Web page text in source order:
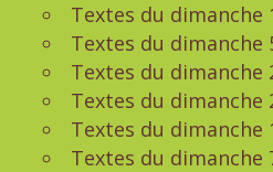
Textes du dimanche
Textes du dimanche
Textes du dimanche
Textes du dimanche
Textes du dimanche
Textes du dimanche